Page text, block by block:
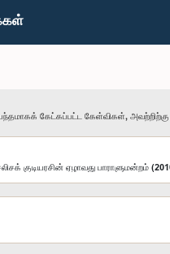
கேட்கப்பட்ட கேள்விகள்,